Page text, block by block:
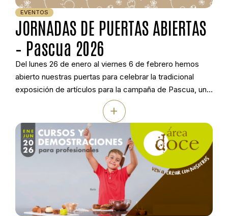
JORNADAS DE PUERTAS ABIERTAS
– Pascua 2026
EVENTOS
Del lunes 26 de enero al viernes 6 de febrero hemos
abierto nuestras puertas para celebrar la tradicional
exposición de artículos para la campaña de Pascua, una
cita anual e imperdible con nuestros clientes. Fueron
diez días intensos de intercambio de ideas, muestras de
artículos y muy buen ambiente que confirmaron, una vez
más, que […]
+